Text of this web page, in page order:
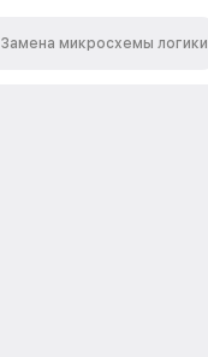
Замена микросхемы логики